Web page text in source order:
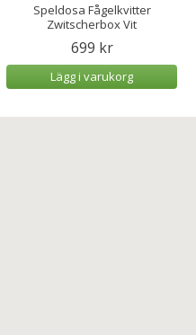
Speldosa Fågelkvitter
Zwitscherbox Vit
699 kr
Lägg i varukorg